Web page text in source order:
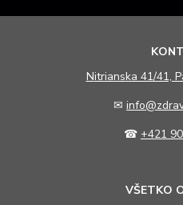
Nitrianska 41/41,
✉
☎ +421
VŠETKO